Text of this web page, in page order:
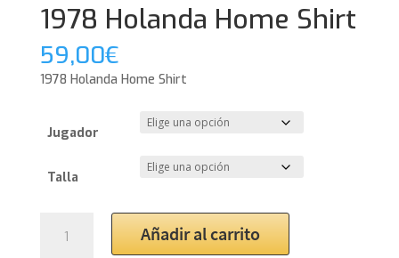
1978 Holanda Home Shirt
59,00€
1978 Holanda Home Shirt
Jugador
Talla
Holanda
Añadir al carrito